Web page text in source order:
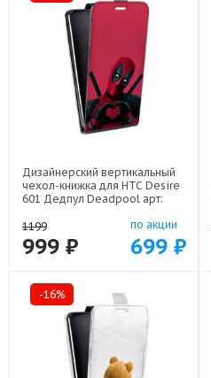
Дизайнерский вертикальный
чехол-книжка для HTC Desire
601 Дедпул Deadpool арт:
1199
999 ₽
по акции
699 ₽
-16%